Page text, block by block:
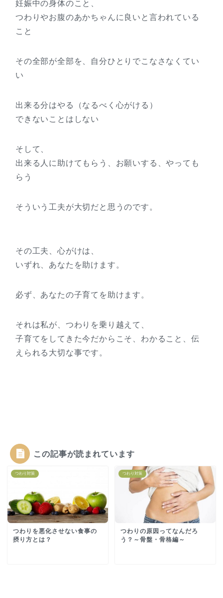
妊娠中の身体のこと、
つわりやお腹のあかちゃんに良いと言われている
こと
その全部が全部を、自分ひとりでこなさなくてい
い
出来る分はやる（なるべく心がける）
できないことはしない
そして、
出来る人に助けてもらう、お願いする、やっても
らう
そういう工夫が大切だと思うのです。
その工夫、心がけは、
いずれ、あなたを助けます。
必ず、あなたの子育てを助けます。
それは私が、つわりを乗り越えて、
子育てをしてきた今だからこそ、わかること、伝
えられる大切な事です。
この記事が読まれています
つわり対策
つわりを悪化させない食事の
摂り方とは？
つわり対策
つわりの原因ってなんだろ
う？～骨盤・骨格編～